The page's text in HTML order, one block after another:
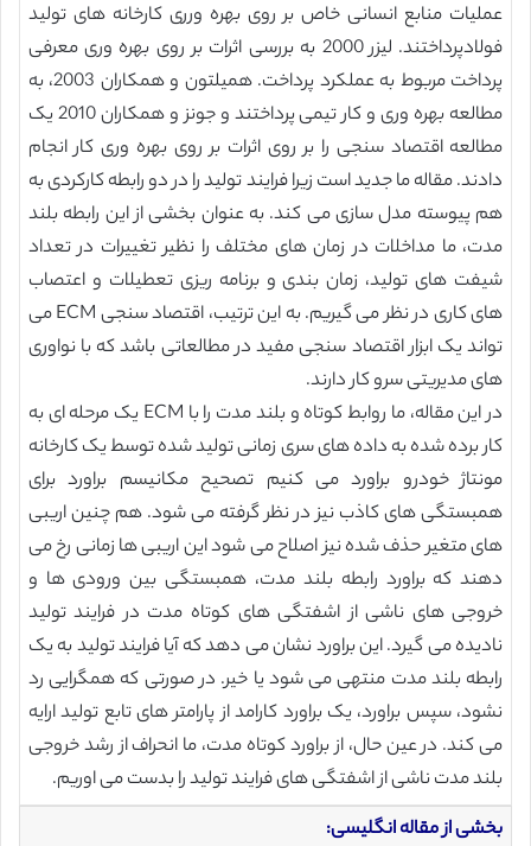
عملیات منابع انسانی خاص بر روی بهره ورری کارخانه های تولید
فولادپرداختند. لیزر 2000 به بررسی اثرات بر روی بهره وری معرفی
پرداخت مربوط به عملکرد پرداخت. همیلتون و همکاران 2003، به
مطالعه بهره وری و کار تیمی پرداختند و جونز و همکاران 2010 یک
مطالعه اقتصاد سنجی را بر روی اثرات بر روی بهره وری کار انجام
دادند. مقاله ما جدید است زیرا فرایند تولید را در دو رابطه کارکردی به
هم پیوسته مدل سازی می کند. به عنوان بخشی از این رابطه بلند
مدت، ما مداخلات در زمان های مختلف را نظیر تغییرات در تعداد
شیفت های تولید، زمان بندی و برنامه ریزی تعطیلات و اعتصاب
های کاری در نظر می گیریم. به این ترتیب، اقتصاد سنجی ECM می
تواند یک ابزار اقتصاد سنجی مفید در مطالعاتی باشد که با نواوری
های مدیریتی سرو کار دارند.
در این مقاله، ما روابط کوتاه و بلند مدت را با ECM یک مرحله ای به
کار برده شده به داده های سری زمانی تولید شده توسط یک کارخانه
مونتاژ خودرو براورد می کنیم تصحیح مکانیسم براورد برای
همبستگی های کاذب نیز در نظر گرفته می شود. هم چنین اریبی
های متغیر حذف شده نیز اصلاح می شود این اریبی ها زمانی رخ می
دهند که براورد رابطه بلند مدت، همبستگی بین ورودی ها و
خروجی های ناشی از اشفتگی های کوتاه مدت در فرایند تولید
نادیده می گیرد. این براورد نشان می دهد که آیا فرایند تولید به یک
رابطه بلند مدت منتهی می شود یا خیر. در صورتی که همگرایی رد
نشود، سپس براورد، یک براورد کارامد از پارامتر های تابع تولید ارایه
می کند. در عین حال، از براورد کوتاه مدت، ما انحراف از رشد خروجی
بلند مدت ناشی از اشفتگی های فرایند تولید را بدست می اوریم.
بخشی از مقاله انگلیسی: